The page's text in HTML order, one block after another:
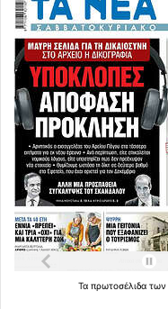
Τα πρωτοσέλιδα των